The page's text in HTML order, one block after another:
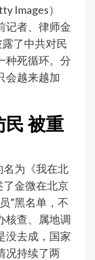
Images）
记者、律师金
了中共对民
种死循环。分
会越来越加
被重
名为《我在北
了金微在北京
”黑名单，不
核查、属地调
没去成，国家
况持续了两